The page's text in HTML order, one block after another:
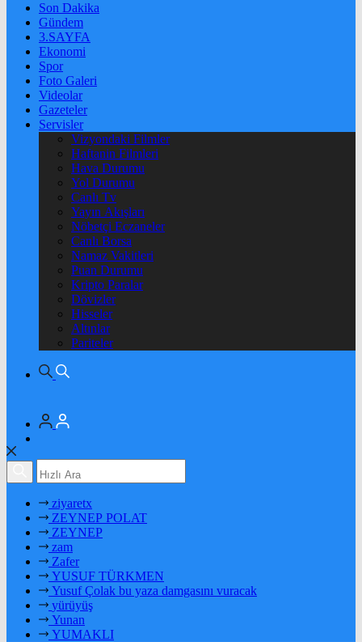
Son Dakika
Gündem
3.SAYFA
Ekonomi
Spor
Foto Galeri
Videolar
Gazeteler
Servisler
Vizyondaki Filmler
Haftanin Filmleri
Hava Durumu
Yol Durumu
Canlı Tv
Yayın Akışları
Nöbetçi Eczaneler
Canlı Borsa
Namaz Vakitleri
Puan Durumu
Kripto Paralar
Dövizler
Hisseler
Altınlar
Pariteler
ziyaretx
ZEYNEP POLAT
ZEYNEP
zam
Zafer
YUSUF TÜRKMEN
Yusuf Çolak bu yaza damgasını vuracak
yürüyüş
Yunan
YUMAKLI